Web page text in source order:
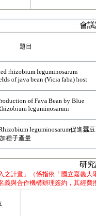
會
題目
rhizobium leguminosarum
of java bean (Vicia faba) host
of Fava Bean by Blue
leguminosarum
leguminosarum促進蠶豆
種子產量
研
之計畫」（係指依「國立嘉義
義與合作機構辦理簽約，其經費